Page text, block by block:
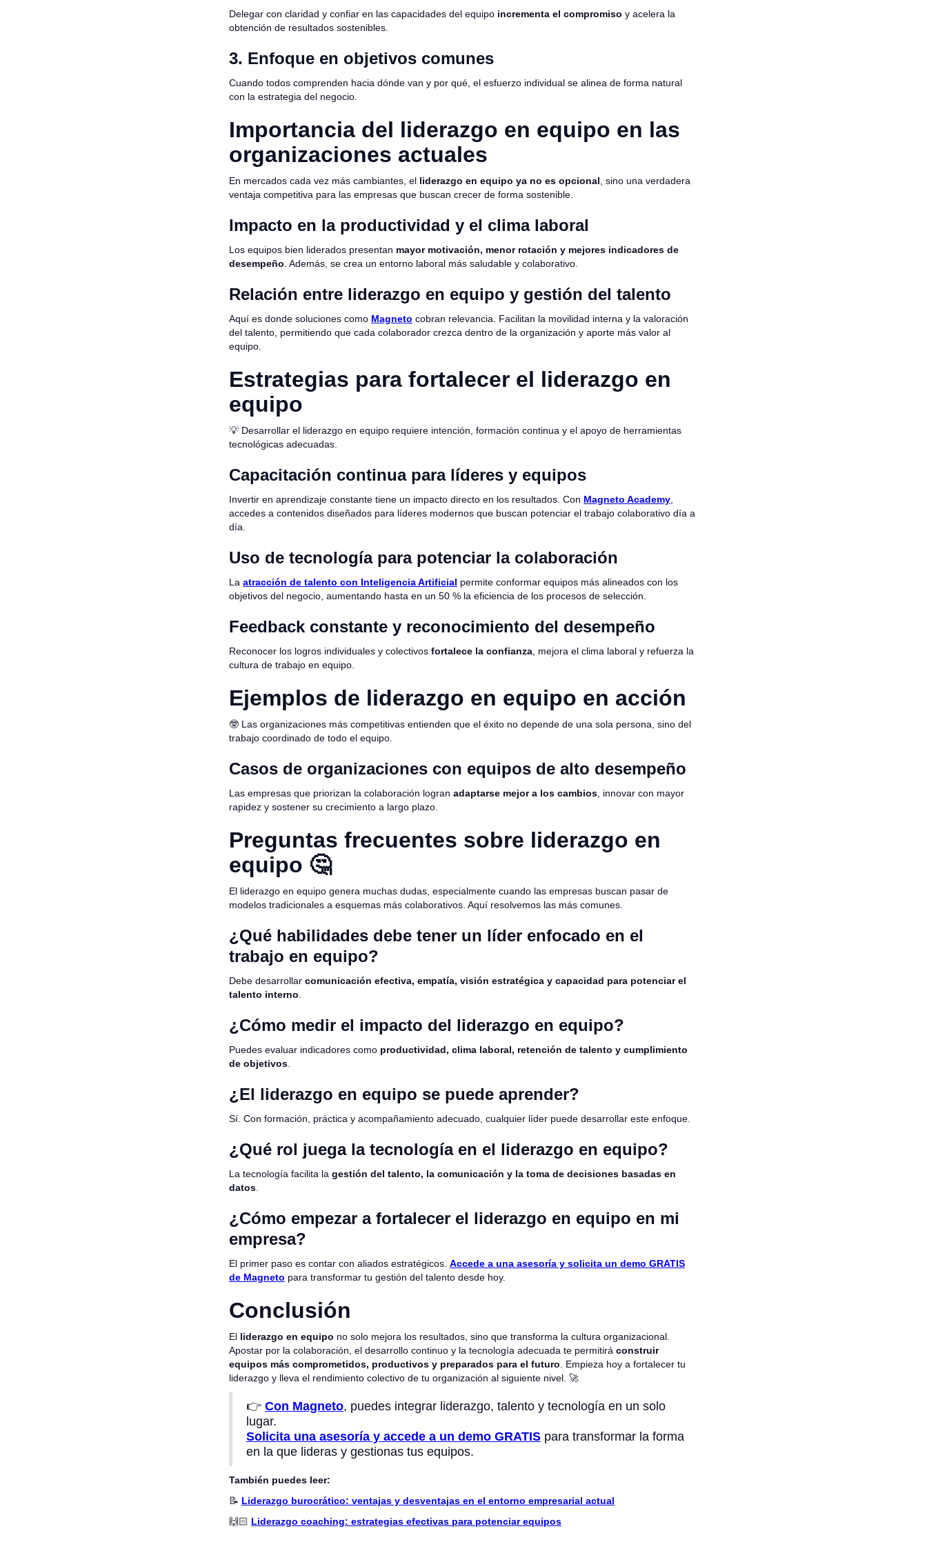
Delegar con claridad y confiar en las capacidades del equipo incrementa el compromiso y acelera la
obtención de resultados sostenibles.
3. Enfoque en objetivos comunes
Cuando todos comprenden hacia dónde van y por qué, el esfuerzo individual se alinea de forma natural
con la estrategia del negocio.
Importancia del liderazgo en equipo en las
organizaciones actuales
En mercados cada vez más cambiantes, el liderazgo en equipo ya no es opcional , sino una verdadera
ventaja competitiva para las empresas que buscan crecer de forma sostenible.
Impacto en la productividad y el clima laboral
Los equipos bien liderados presentan mayor motivación, menor rotación y mejores indicadores de
desempeño . Además, se crea un entorno laboral más saludable y colaborativo.
Relación entre liderazgo en equipo y gestión del talento
Aquí es donde soluciones como Magneto cobran relevancia. Facilitan la movilidad interna y la valoración
del talento, permitiendo que cada colaborador crezca dentro de la organización y aporte más valor al
equipo.
Estrategias para fortalecer el liderazgo en
equipo
💡 Desarrollar el liderazgo en equipo requiere intención, formación continua y el apoyo de herramientas
tecnológicas adecuadas.
Capacitación continua para líderes y equipos
Invertir en aprendizaje constante tiene un impacto directo en los resultados. Con Magneto Academy
accedes a contenidos diseñados para líderes modernos que buscan potenciar el trabajo colaborativo día a
día.
Uso de tecnología para potenciar la colaboración
La atracción de talento con Inteligencia Artificial permite conformar equipos más alineados con los
objetivos del negocio, aumentando hasta en un 50 % la eficiencia de los procesos de selección.
Feedback constante y reconocimiento del desempeño
Reconocer los logros individuales y colectivos fortalece la confianza , mejora el clima laboral y refuerza la
cultura de trabajo en equipo.
Ejemplos de liderazgo en equipo en acción
🤓 Las organizaciones más competitivas entienden que el éxito no depende de una sola persona, sino del
trabajo coordinado de todo el equipo.
Casos de organizaciones con equipos de alto desempeño
Las empresas que priorizan la colaboración logran adaptarse mejor a los cambios , innovar con mayor
rapidez y sostener su crecimiento a largo plazo.
Preguntas frecuentes sobre liderazgo en
equipo 🤔
El liderazgo en equipo genera muchas dudas, especialmente cuando las empresas buscan pasar de
modelos tradicionales a esquemas más colaborativos. Aquí resolvemos las más comunes.
¿Qué habilidades debe tener un líder enfocado en el
trabajo en equipo?
Debe desarrollar comunicación efectiva, empatía, visión estratégica y capacidad para potenciar el
talento interno
¿Cómo medir el impacto del liderazgo en equipo?
Puedes evaluar indicadores como productividad, clima laboral, retención de talento y cumplimiento
de objetivos
¿El liderazgo en equipo se puede aprender?
Sí. Con formación, práctica y acompañamiento adecuado, cualquier líder puede desarrollar este enfoque.
¿Qué rol juega la tecnología en el liderazgo en equipo?
La tecnología facilita la gestión del talento, la comunicación y la toma de decisiones basadas en
datos
¿Cómo empezar a fortalecer el liderazgo en equipo en mi
empresa?
El primer paso es contar con aliados estratégicos. Accede a una asesoría y solicita un demo GRATIS
de Magneto para transformar tu gestión del talento desde hoy.
Conclusión
El liderazgo en equipo no solo mejora los resultados, sino que transforma la cultura organizacional.
Apostar por la colaboración, el desarrollo continuo y la tecnología adecuada te permitirá construir
equipos más comprometidos, productivos y preparados para el futuro . Empieza hoy a fortalecer tu
liderazgo y lleva el rendimiento colectivo de tu organización al siguiente nivel. 🚀
👉 Con Magneto, puedes integrar liderazgo, talento y tecnología en un solo
lugar.
Solicita una asesoría y accede a un demo GRATIS para transformar la forma
en la que lideras y gestionas tus equipos.
También puedes leer:
📝 Liderazgo burocrático: ventajas y desventajas en el entorno empresarial actual
🙌🏻 Liderazgo coaching: estrategias efectivas para potenciar equipos